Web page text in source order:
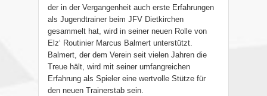
der in der Vergangenheit auch erste Erfahrungen
als Jugendtrainer beim JFV Dietkirchen
gesammelt hat, wird in seiner neuen Rolle von
Elz‘ Routinier Marcus Balmert unterstützt.
Balmert, der dem Verein seit vielen Jahren die
Treue hält, wird mit seiner umfangreichen
Erfahrung als Spieler eine wertvolle Stütze für
den neuen Trainerstab sein.